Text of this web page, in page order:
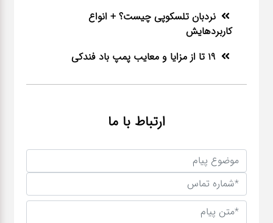
نردبان تلسکوپی چیست؟ + انواع
کاربردهایش
19 تا از مزایا و معایب پمپ باد فندکی
ارتباط با ما